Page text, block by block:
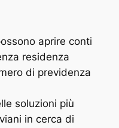
aprire conti
residenza
di previdenza
soluzioni più
in cerca di